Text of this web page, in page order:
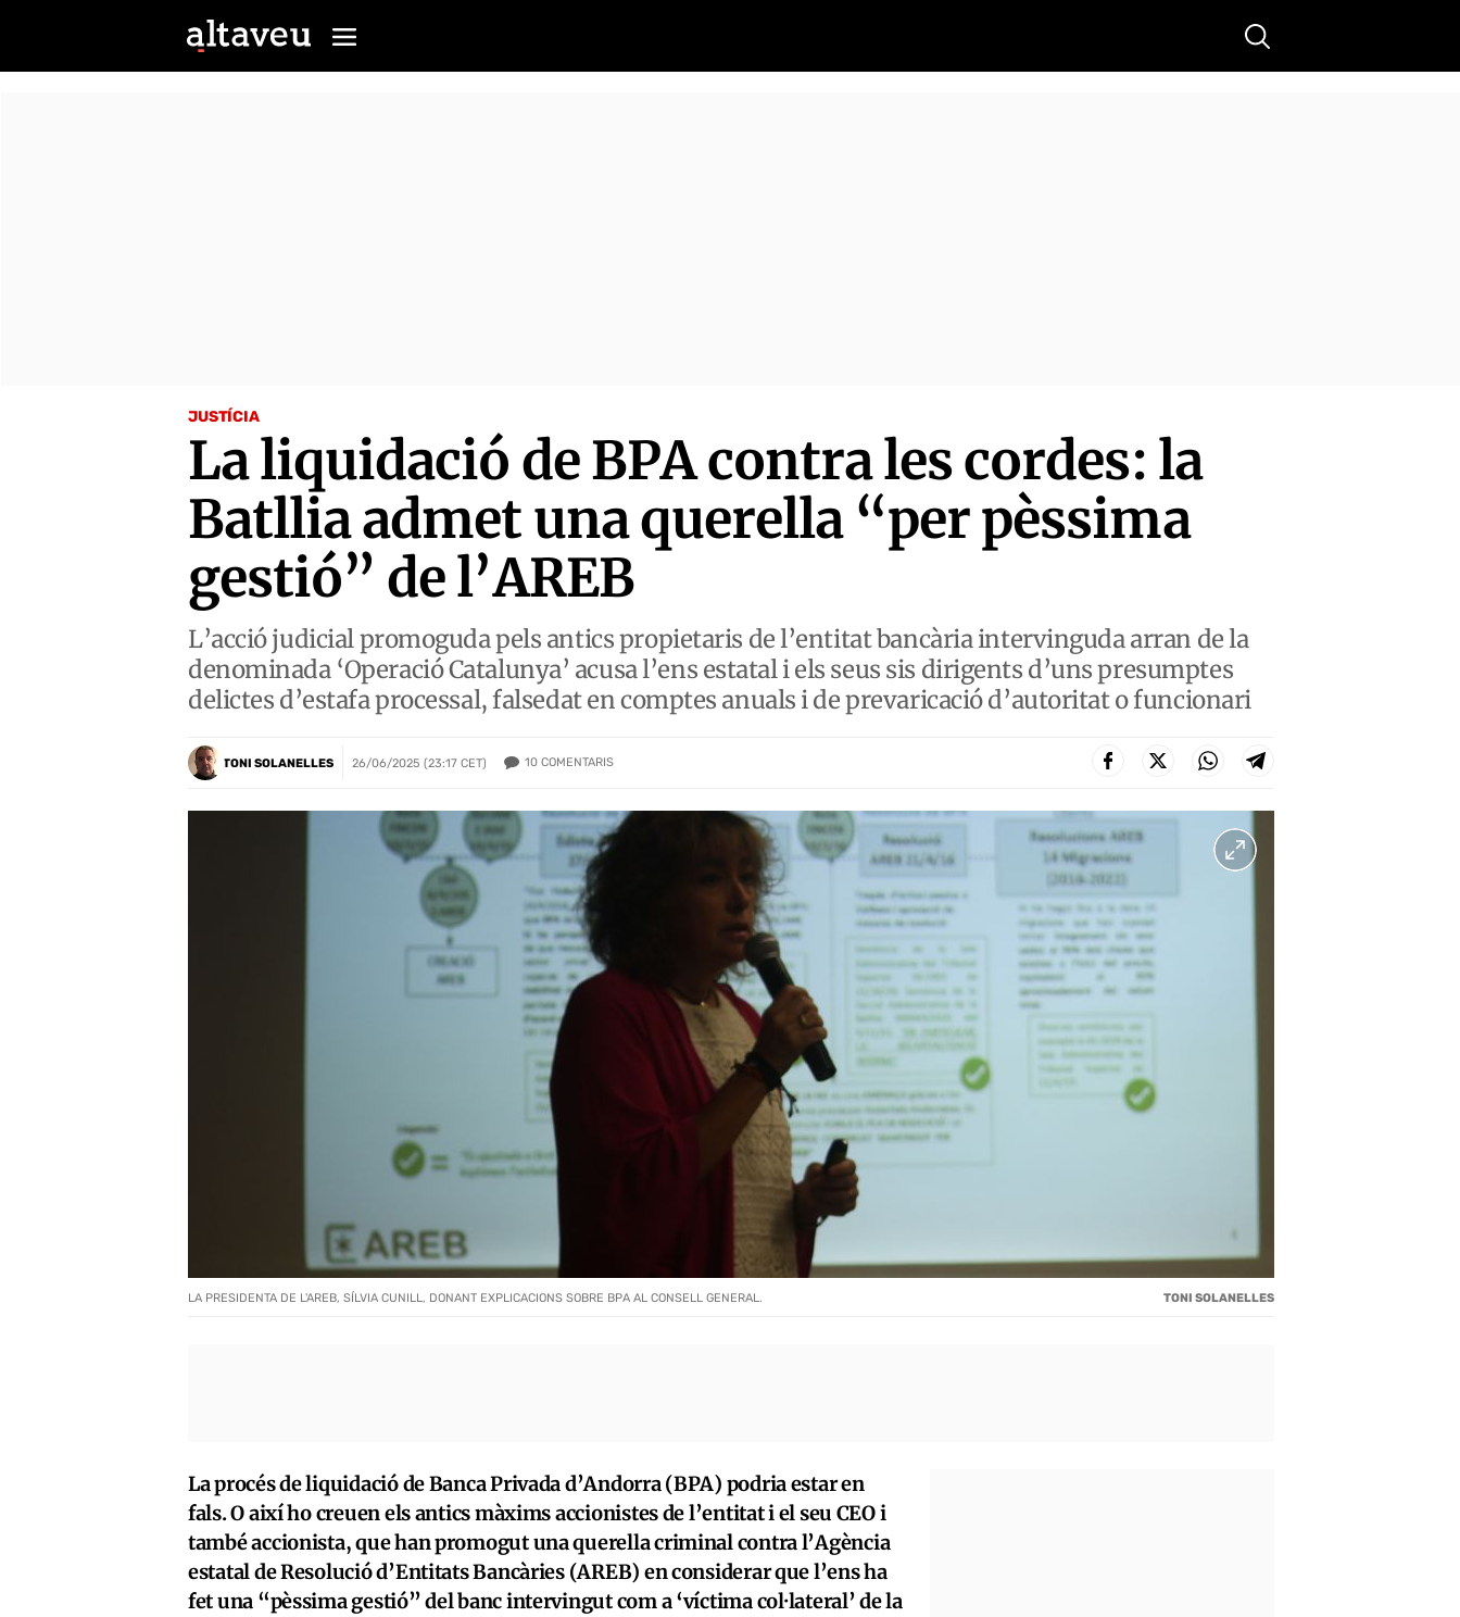
Buscar
JUSTÍCIA
La liquidació de BPA contra les cordes: la
Batllia admet una querella “per pèssima
gestió” de l’AREB
L’acció judicial promoguda pels antics propietaris de l’entitat bancària intervinguda arran de la
denominada ‘Operació Catalunya’ acusa l’ens estatal i els seus sis dirigents d’uns presumptes
delictes d’estafa processal, falsedat en comptes anuals i de prevaricació d’autoritat o funcionari
TONI SOLANELLES 26/06/2025 (23:17 CET) 10 COMENTARIS
LA PRESIDENTA DE L'AREB, SÍLVIA CUNILL, DONANT EXPLICACIONS SOBRE BPA AL CONSELL GENERAL. TONI SOLANELLES
La procés de liquidació de Banca Privada d’Andorra (BPA) podria estar en
fals. O així ho creuen els antics màxims accionistes de l’entitat i el seu CEO i
també accionista, que han promogut una querella criminal contra l’Agència
estatal de Resolució d’Entitats Bancàries (AREB) en considerar que l’ens ha
fet una “pèssima gestió” del banc intervingut com a ‘víctima col·lateral’ de la